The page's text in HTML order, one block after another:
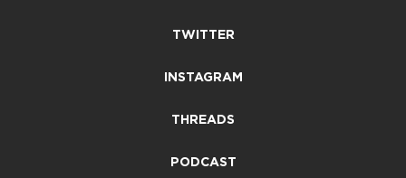
TWITTER
INSTAGRAM
THREADS
PODCAST